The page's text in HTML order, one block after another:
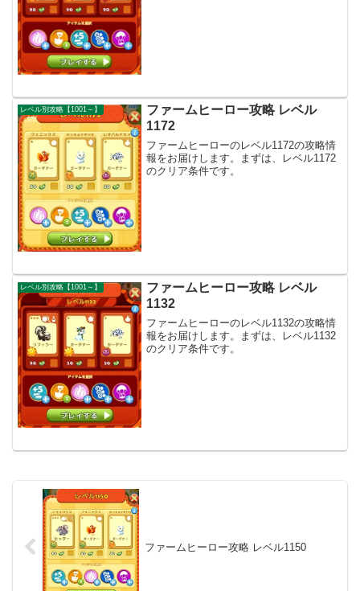
レベル別攻略【1001～】
ファームヒーロー攻略 レベル
1172
ファームヒーローのレベル1172の攻略情
報をお届けします。まずは、レベル1172
のクリア条件です。
レベル別攻略【1001～】
ファームヒーロー攻略 レベル
1132
ファームヒーローのレベル1132の攻略情
報をお届けします。まずは、レベル1132
のクリア条件です。
ファームヒーロー攻略 レベル1150